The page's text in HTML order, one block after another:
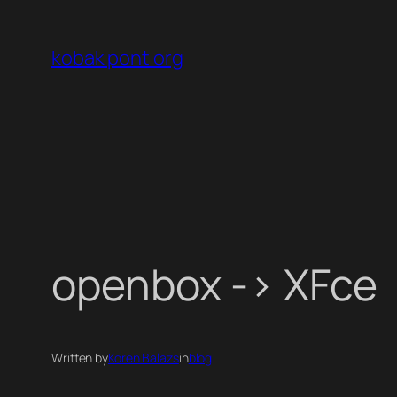
tartalomhoz
kobak pont org
openbox -> XFce
Written byKoren Balazsinblog